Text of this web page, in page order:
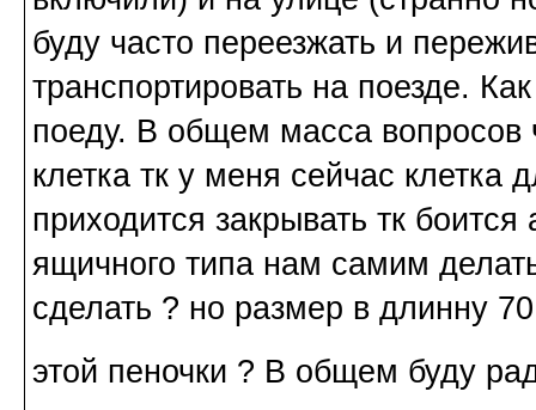
буду часто переезжать и
транспортировать на поезде.
поеду. В общем масса вопросов
клетка тк у меня сейчас клетка
приходится закрывать тк
ящичного типа нам самим
сделать ? но размер в длинну
этой пеночки ? В общем буду